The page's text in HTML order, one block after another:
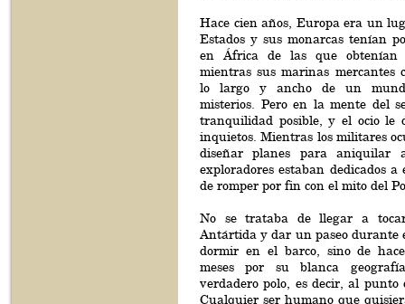
Hace cien años, Europa era un
Estados y sus monarcas tenían
en África de las que obtenían
mientras sus marinas mercantes
lo largo y ancho de un
misterios. Pero en la mente del
tranquilidad posible, y el ocio le
inquietos. Mientras los militares
diseñar planes para aniquilar
exploradores estaban dedicados
de romper por fin con el mito del
No se trataba de llegar a
Antártida y dar un paseo durante
dormir en el barco, sino de
meses por su blanca
verdadero polo, es decir, al
Cualquier ser humano que